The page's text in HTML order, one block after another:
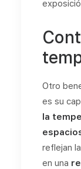
Otro
es su
la
reflejan
en una